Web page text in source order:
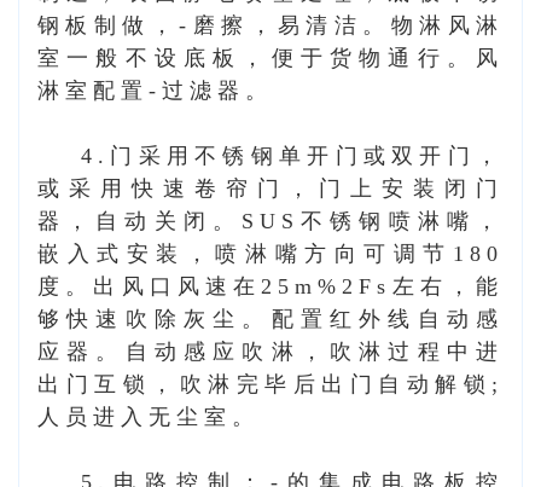
钢板制做，-磨擦，易清洁。物淋风淋
室一般不设底板，便于货物通行。风
淋室配置-过滤器。
4.门采用不锈钢单开门或双开门，
或采用快速卷帘门，门上安装闭门
器，自动关闭。SUS不锈钢喷淋嘴，
嵌入式安装，喷淋嘴方向可调节180
度。出风口风速在25m%2Fs左右，能
够快速吹除灰尘。配置红外线自动感
应器。自动感应吹淋，吹淋过程中进
出门互锁，吹淋完毕后出门自动解锁;
人员进入无尘室。
5.电路控制：-的集成电路板控